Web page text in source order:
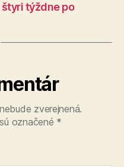
štyri týždne po
zverejnená.
označené *